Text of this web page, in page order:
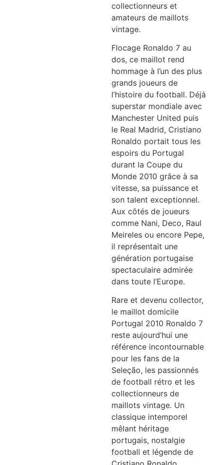
collectionneurs et
amateurs de maillots
vintage.
Flocage Ronaldo 7 au
dos, ce maillot rend
hommage à l’un des plus
grands joueurs de
l’histoire du football. Déjà
superstar mondiale avec
Manchester United puis
le Real Madrid, Cristiano
Ronaldo portait tous les
espoirs du Portugal
durant la Coupe du
Monde 2010 grâce à sa
vitesse, sa puissance et
son talent exceptionnel.
Aux côtés de joueurs
comme Nani, Deco, Raul
Meireles ou encore Pepe,
il représentait une
génération portugaise
spectaculaire admirée
dans toute l’Europe.
Rare et devenu collector,
le maillot domicile
Portugal 2010 Ronaldo 7
reste aujourd’hui une
référence incontournable
pour les fans de la
Seleção, les passionnés
de football rétro et les
collectionneurs de
maillots vintage. Un
classique intemporel
mêlant héritage
portugais, nostalgie
football et légende de